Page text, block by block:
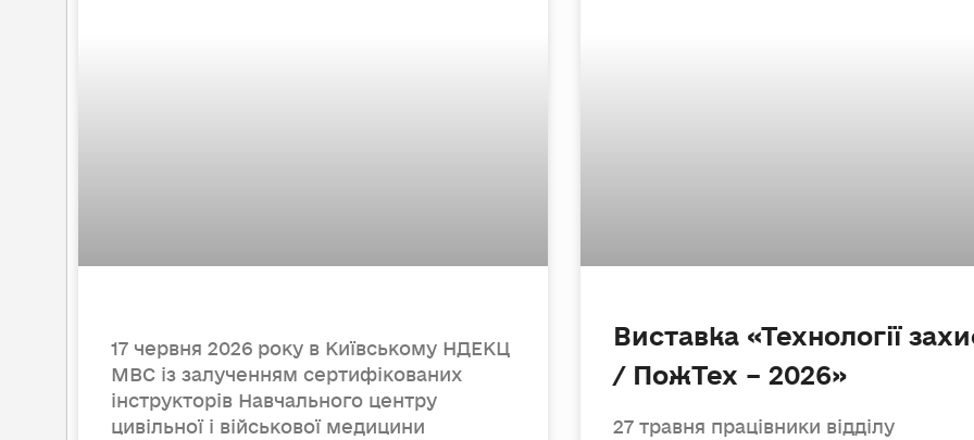
17 червня 2026 року в Київському НДЕКЦ
МВС із залученням сертифікованих
інструкторів Навчального центру
цивільної і військової медицини
Виставка «Технології
/ ПожТех – 2026»
27 травня працівники відділу